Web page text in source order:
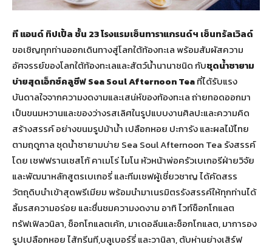
ที แอนด์ ทิปเปิ้ล ชั้น 23 โรงแรมเซ็นทาราแกรนด์ฯ เซ็นทรัลเวิลด์
ขอเชิญทุกท่านออกเดินทางสู่โลกใต้ท้องทะเล พร้อมสัมผัสความ
อัศจรรย์ของโลกใต้ท้องทะเลและสัตว์น้ำนานาชนิด กับชุดน้ำชายาม
บ่ายสุดเอ็กซ์คลูซีฟSea Soul Afternoon Teaที่ได้รับแรง
บันดาลใจจากความงดงามและเสน่ห์ของท้องทะเล ถ่ายทอดออกมา
เป็นขนมหวานและของว่างรสเลิศในรูปแบบงานศิลปะและความคิด
สร้างสรรค์ อย่างขนมรูปม้าน้ำ เปลือกหอย ปะการัง และผลไม้ไทย
ตามฤดูกาล ชุดน้ำชายามบ่าย Sea Soul Afternoon Tea รังสรรค์
โดย เชฟฟรานเชสโก้ คาเมโร่ ไมโน หัวหน้าพ่อครัวเบเกอรีฝ่ายวิจัย
และพัฒนาหลักสูตรเบเกอรี่ และทีมเชฟผู้เชี่ยวชาญ ได้คัดสรร
วัตถุดิบนำเข้าสุดพรีเมียม พร้อมนำมาเนรมิตรรังสรรค์ให้ทุกท่านได้
ลิ้มรสความอร่อย และชื่นชมความงดงาม อาทิ ไวท์ช็อกโกแลต
ทรัฟเฟิลวนิลา, ช็อกโกแลตเค้ก, มาเดอลีนและช็อกโกแลต, มาการอง
รูปเปลือกหอย ไส้กรีนที,บลูเบอร์รี่ และวานิลา, ตับห่านย่างเสิร์ฟ